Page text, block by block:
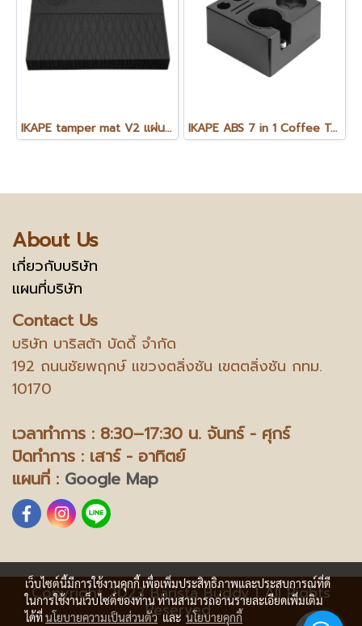
IKAPE tamper mat V2 แผ่นรองแทมเปอร์ V2 IKAPE ABS 7 in 1 Coffee Tool Organiser
About Us
เกี่ยวกับบริษัท
แผนที่บริษัท
Contact Us
บริษัท บาริสต้า บัดดี้ จำกัด
192 ถนนชัยพฤกษ์ แขวงตลิ่งชัน เขตตลิ่งชัน กทม.
10170
เวลาทำการ : 8:30–17:30 น. จันทร์ - ศุกร์
ปิดทำการ : เสาร์ - อาทิตย์
แผนที่ : Google Map
Copyright 2023 Barista Buddy | All Rights
Reserved
เว็บไซต์นี้มีการใช้งานคุกกี้ เพื่อเพิ่มประสิทธิภาพและประสบการณ์ที่ดี
ในการใช้งานเว็บไซต์ของท่าน ท่านสามารถอ่านรายละเอียดเพิ่มเติม
ได้ที่นโยบายความเป็นส่วนตัวและ นโยบายคุกกี้